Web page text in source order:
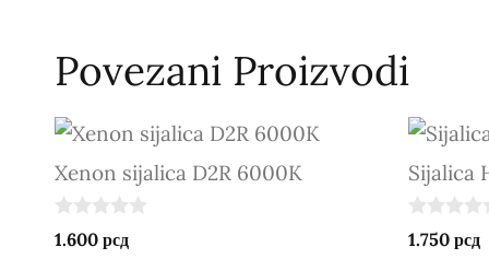
Povezani Proizvodi
Xenon sijalica D2R 6000K
0
o
1.600 рсд
Sijalica
0
o
1.750 рсд